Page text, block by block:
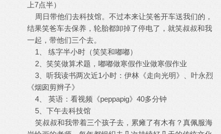
上7点半）
周日带他们去科技馆。不过本来让笑爸开车送我们的，
结果笑爸车去保养，轮胎都卸掉了停电了，就笑叔叔和我
一起，带他们三个去。
1、 练字半小时（笑笑和嘟嘟）
2、笑笑做算术题，嘟嘟做寒假作业做寒假作业
3、听我读书两次近1小时：伊林《走向光明》、叶永烈
《烟囱剪辫子》
4、 英语：看视频《peppapig》40多分钟
5、下午去科技馆
笑叔叔和我带着三个孩子去，累瘫了有木有？真佩服海